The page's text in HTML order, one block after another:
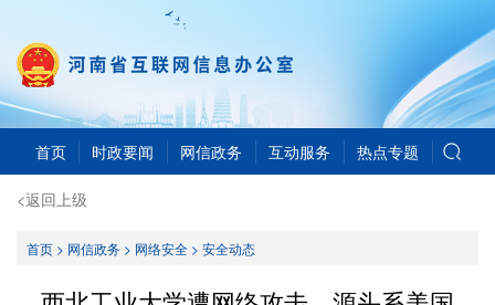
首页 时政要闻 网信政务 互动服务 热点专题
<返回上级
首页> 网信政务> 网络安全> 安全动态